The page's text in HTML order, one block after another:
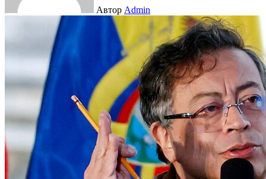
Автор Admin